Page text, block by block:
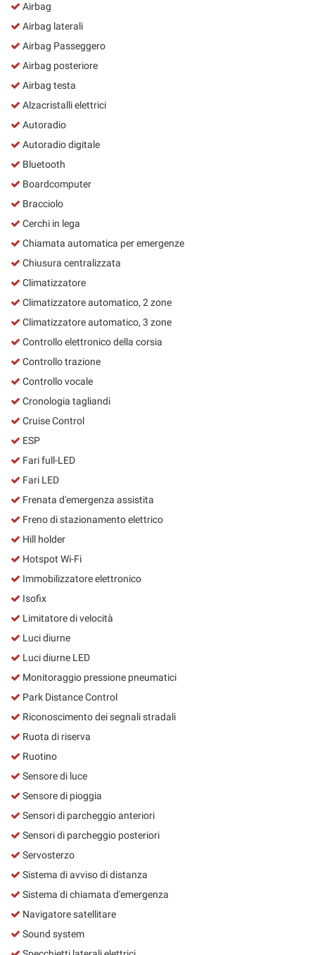
Airbag
Airbag laterali
Airbag Passeggero
Airbag posteriore
Airbag testa
Alzacristalli elettrici
Autoradio
Autoradio digitale
Bluetooth
Boardcomputer
Bracciolo
Cerchi in lega
Chiamata automatica per emergenze
Chiusura centralizzata
Climatizzatore
Climatizzatore automatico, 2 zone
Climatizzatore automatico, 3 zone
Controllo elettronico della corsia
Controllo trazione
Controllo vocale
Cronologia tagliandi
Cruise Control
ESP
Fari full-LED
Fari LED
Frenata d'emergenza assistita
Freno di stazionamento elettrico
Hill holder
Hotspot Wi-Fi
Immobilizzatore elettronico
Isofix
Limitatore di velocità
Luci diurne
Luci diurne LED
Monitoraggio pressione pneumatici
Park Distance Control
Riconoscimento dei segnali stradali
Ruota di riserva
Ruotino
Sensore di luce
Sensore di pioggia
Sensori di parcheggio anteriori
Sensori di parcheggio posteriori
Servosterzo
Sistema di avviso di distanza
Sistema di chiamata d'emergenza
Navigatore satellitare
Sound system